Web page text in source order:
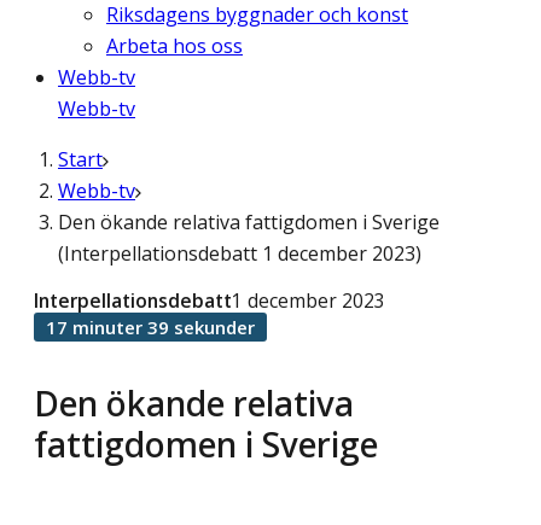
Riksdagens byggnader och konst
Arbeta hos oss
Webb-tv
Webb-tv
Start
Webb-tv
Den ökande relativa fattigdomen i Sverige
(Interpellationsdebatt 1 december 2023)
Den ökande relativa
fattigdomen i Sverige
Interpellationsdebatt1 december 2023
17 minuter 39 sekunder